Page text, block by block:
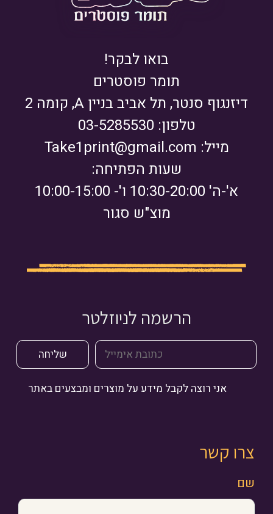
בואו לבקר!
תומר פוסטרים
דיזנגוף סנטר, תל אביב בניין A, קומה 2
טלפון: 03-5285530
מייל: Take1print@gmail.com
שעות הפתיחה:
א'-ה' 10:30-20:00 ו'- 10:00-15:00
מוצ"ש סגור
הרשמה לניוזלטר
אני רוצה לקבל מידע על מוצרים ומבצעים באתר
צרו קשר
שם